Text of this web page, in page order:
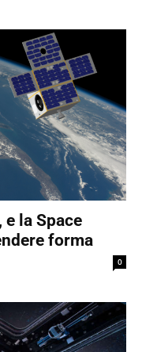
la Space
forma
0